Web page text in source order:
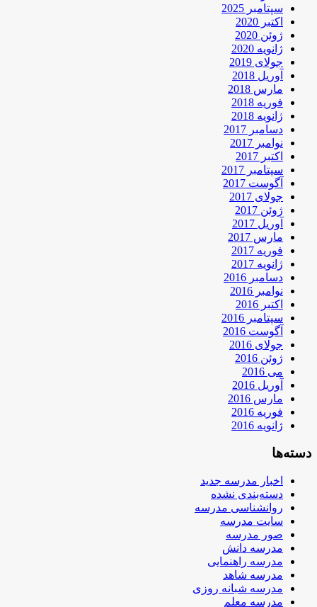
سپتامبر 2025
اکتبر 2020
ژوئن 2020
ژانویه 2020
جولای 2019
آوریل 2018
مارس 2018
فوریه 2018
ژانویه 2018
دسامبر 2017
نوامبر 2017
اکتبر 2017
سپتامبر 2017
آگوست 2017
جولای 2017
ژوئن 2017
آوریل 2017
مارس 2017
فوریه 2017
ژانویه 2017
دسامبر 2016
نوامبر 2016
اکتبر 2016
سپتامبر 2016
آگوست 2016
جولای 2016
ژوئن 2016
می 2016
آوریل 2016
مارس 2016
فوریه 2016
ژانویه 2016
دسته‌ها
اخبار مدرسه جدید
دسته‌بندی نشده
روانشناسی مدرسه
سایت مدرسه
صور مدرسه
مدرسه دانش
مدرسه راهنمایی
مدرسه شاهد
مدرسه شبانه روزی
مدرسه معلم